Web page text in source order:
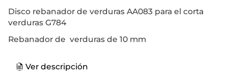
Disco rebanador de verduras AA083 para el corta
verduras G784
Rebanador de verduras de 10 mm
Ver descripción